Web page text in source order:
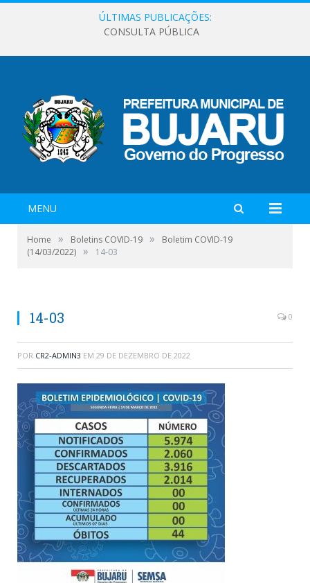
ÚLTIMAS PUBLICAÇÕES:
CONSULTA PÚBLICA
MENU
Home » Boletins COVID-19 »
Boletim COVID-19
(14/03/2022) » 14-03
14-03 0
POR CR2-ADMIN3 EM 29 DE DEZEMBRO DE 2022